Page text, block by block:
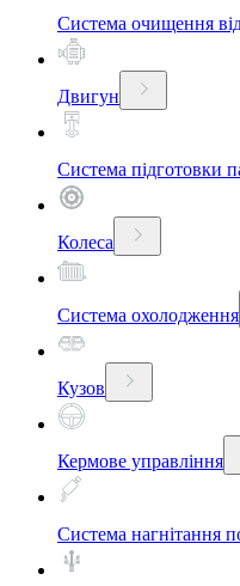
Система очищення
Двигун
Система підготовки
Колеса
Система охолодження
Кузов
Кермове управління
Система нагнітання